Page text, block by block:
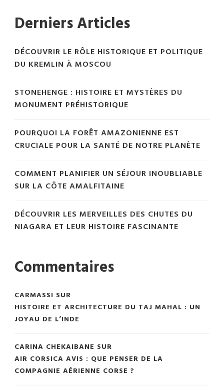
Derniers Articles
DÉCOUVRIR LE RÔLE HISTORIQUE ET POLITIQUE
DU KREMLIN À MOSCOU
STONEHENGE : HISTOIRE ET MYSTÈRES DU
MONUMENT PRÉHISTORIQUE
POURQUOI LA FORÊT AMAZONIENNE EST
CRUCIALE POUR LA SANTÉ DE NOTRE PLANÈTE
COMMENT PLANIFIER UN SÉJOUR INOUBLIABLE
SUR LA CÔTE AMALFITAINE
DÉCOUVRIR LES MERVEILLES DES CHUTES DU
NIAGARA ET LEUR HISTOIRE FASCINANTE
Commentaires
CARMASSI SUR
HISTOIRE ET ARCHITECTURE DU TAJ MAHAL : UN
JOYAU DE L’INDE
CARINA CHEKAIBANE SUR
AIR CORSICA AVIS : QUE PENSER DE LA
COMPAGNIE AÉRIENNE CORSE ?